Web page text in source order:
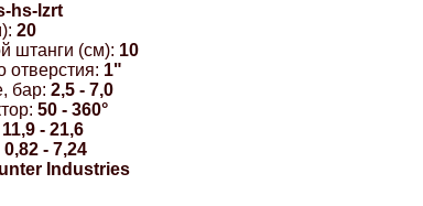
hs-lzrt
20
штанги (см): 10
отверстия: 1"
бар: 2,5 - 7,0
50 - 360°
11,9 - 21,6
0,82 - 7,24
Industries